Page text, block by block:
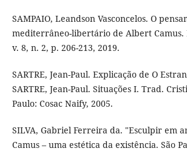
SAMPAIO, Leandson Vasconcelos. O
mediterrâneo-libertário de Albert Camus.
v. 8, n. 2, p. 206-213, 2019.
SARTRE, Jean-Paul. Explicação de O
SARTRE, Jean-Paul. Situações I. Trad.
Paulo: Cosac Naify, 2005.
SILVA, Gabriel Ferreira da. "Esculpir em
Camus – uma estética da existência. São